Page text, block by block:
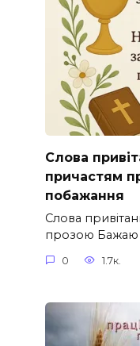
Слова
причастям
побажання
Слова
прозою Бажаю
0 1.7к.